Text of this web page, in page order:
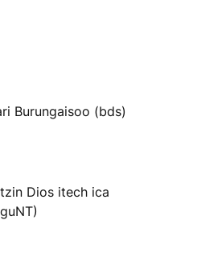
Burungaisoo (bds)
Dios itech ica